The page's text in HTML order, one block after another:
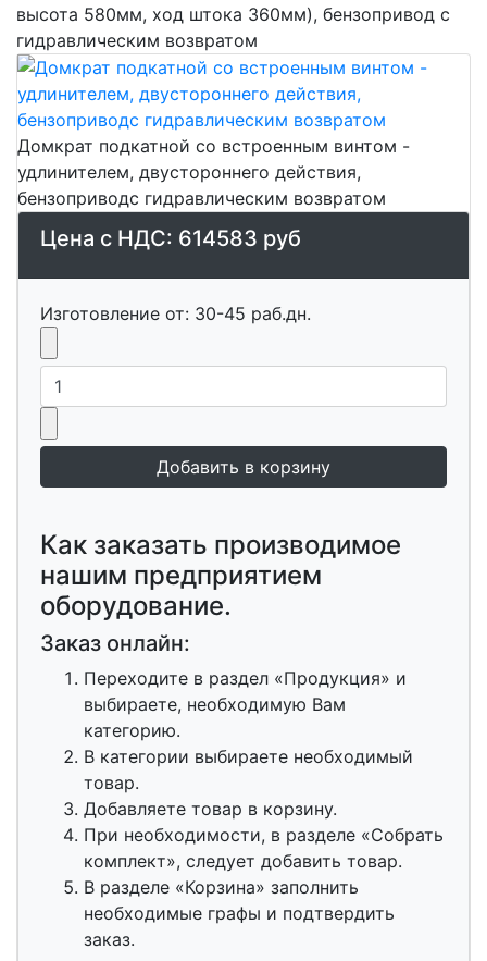
высота 580мм, ход штока 360мм), бензопривод с
гидравлическим возвратом
Домкрат подкатной со встроенным винтом -
удлинителем, двустороннего действия,
бензоприводс гидравлическим возвратом
Цена с НДС: 614583 руб
Изготовление от: 30-45 раб.дн.
Как заказать производимое
нашим предприятием
оборудование.
Заказ онлайн:
Переходите в раздел «Продукция» и
выбираете, необходимую Вам
категорию.
В категории выбираете необходимый
товар.
Добавляете товар в корзину.
При необходимости, в разделе «Собрать
комплект», следует добавить товар.
В разделе «Корзина» заполнить
необходимые графы и подтвердить
заказ.